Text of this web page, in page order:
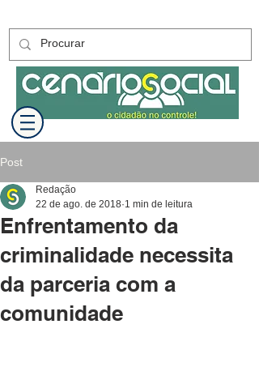
Post
Enfrentamento da
criminalidade necessita
da parceria com a
comunidade
Redação
22 de ago. de 2018 1 min de leitura